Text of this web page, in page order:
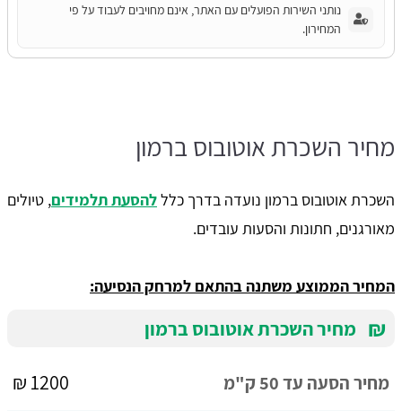
נותני השירות הפועלים עם האתר, אינם מחויבים לעבוד על פי
המחירון.
מחיר השכרת אוטובוס ברמון
השכרת אוטובוס ברמון נועדה בדרך כלללהסעת תלמידים, טיולים
מאורגנים, חתונות והסעות עובדים.
המחיר הממוצע משתנה בהתאם למרחק הנסיעה:
₪ מחיר השכרת אוטובוס ברמון
מחיר הסעה עד 50 ק"מ 1200 ₪